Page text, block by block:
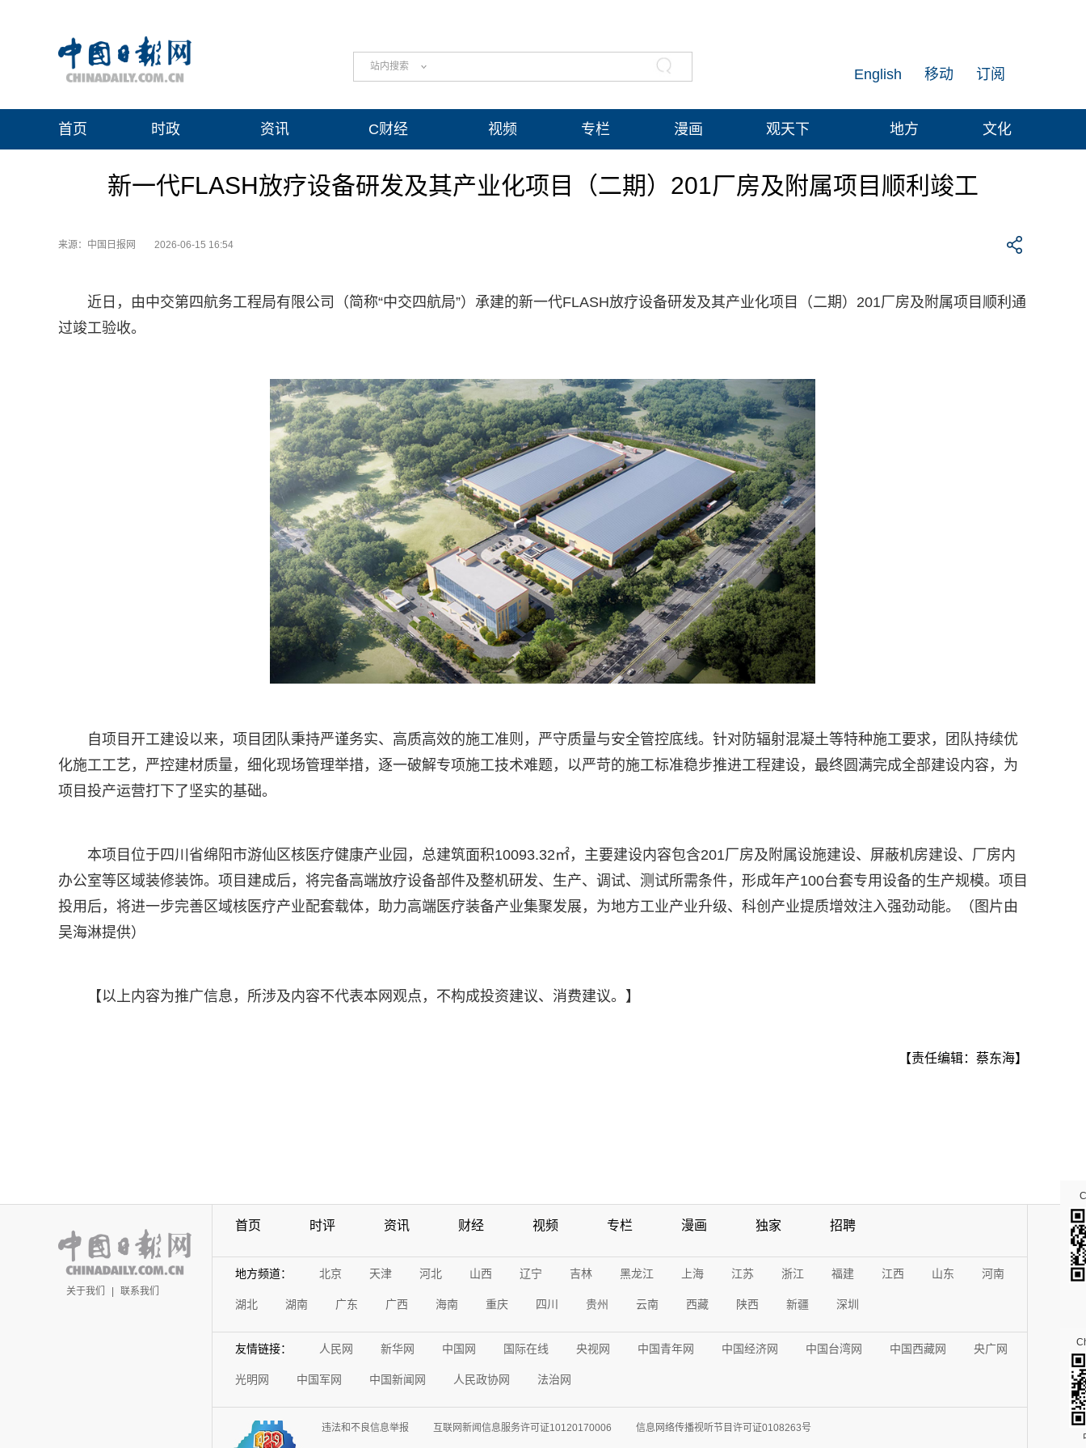
站内搜索 订阅
移动
English
首页 时政 资讯 C财经 视频 专栏 漫画 观天下 地方 文化
新一代FLASH放疗设备研发及其产业化项目（二期）201厂房及附属项目顺利竣工
来源：中国日报网 2026-06-15 16:54
近日，由中交第四航务工程局有限公司（简称“中交四航局”）承建的新一代FLASH放疗设备研发及其产业化项目（二期）201厂房及附属项目顺利通
过竣工验收。
自项目开工建设以来，项目团队秉持严谨务实、高质高效的施工准则，严守质量与安全管控底线。针对防辐射混凝土等特种施工要求，团队持续优
化施工工艺，严控建材质量，细化现场管理举措，逐一破解专项施工技术难题，以严苛的施工标准稳步推进工程建设，最终圆满完成全部建设内容，为
项目投产运营打下了坚实的基础。
本项目位于四川省绵阳市游仙区核医疗健康产业园，总建筑面积10093.32㎡，主要建设内容包含201厂房及附属设施建设、屏蔽机房建设、厂房内
办公室等区域装修装饰。项目建成后，将完备高端放疗设备部件及整机研发、生产、调试、测试所需条件，形成年产100台套专用设备的生产规模。项目
投用后，将进一步完善区域核医疗产业配套载体，助力高端医疗装备产业集聚发展，为地方工业产业升级、科创产业提质增效注入强劲动能。（图片由
吴海淋提供）
【以上内容为推广信息，所涉及内容不代表本网观点，不构成投资建议、消费建议。】
【责任编辑：蔡东海】
关于我们 | 联系我们
首页 时评 资讯 财经 视频 专栏 漫画 独家 招聘
地方频道： 北京 天津 河北 山西 辽宁 吉林 黑龙江 上海 江苏 浙江 福建 江西 山东 河南
湖北 湖南 广东 广西 海南 重庆 四川 贵州 云南 西藏 陕西 新疆 深圳
友情链接： 人民网 新华网 中国网 国际在线 央视网 中国青年网 中国经济网 中国台湾网 中国西藏网 央广网
光明网 中国军网 中国新闻网 人民政协网 法治网
违法和不良信息举报 互联网新闻信息服务许可证10120170006 信息网络传播视听节目许可证0108263号